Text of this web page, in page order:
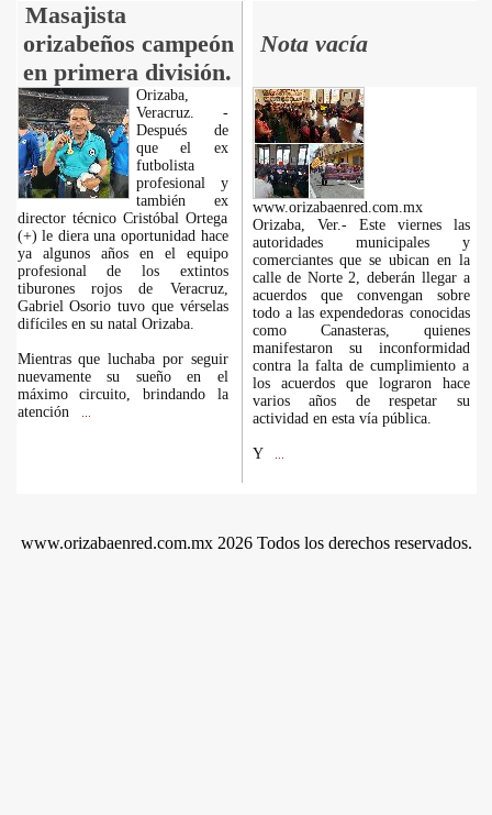
Masajista
orizabeños campeón
en primera división.
Nota vacía
Orizaba,
Veracruz. -
Después de
que el ex
futbolista
profesional y
también ex
director técnico Cristóbal Ortega
(+) le diera una oportunidad hace
ya algunos años en el equipo
profesional de los extintos
tiburones rojos de Veracruz,
Gabriel Osorio tuvo que vérselas
difíciles en su natal Orizaba.
Mientras que luchaba por seguir
nuevamente su sueño en el
máximo circuito, brindando la
atención
www.orizabaenred.com.mx
Orizaba, Ver.- Este viernes las
autoridades municipales y
comerciantes que se ubican en la
calle de Norte 2, deberán llegar a
acuerdos que convengan sobre
todo a las expendedoras conocidas
como Canasteras, quienes
manifestaron su inconformidad
contra la falta de cumplimiento a
los acuerdos que lograron hace
varios años de respetar su
actividad en esta vía pública.
Y
www.orizabaenred.com.mx 2026 Todos los derechos reservados.